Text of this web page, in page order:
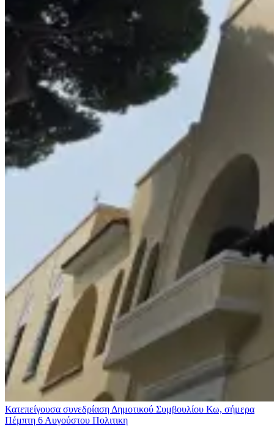
Κατεπείγουσα συνεδρίαση Δημοτικού Συμβουλίου Κω, σήμερα
Πέμπτη 6 Αυγούστου Πολιτικη